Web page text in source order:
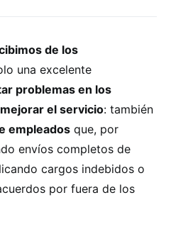
de los
una excelente
problemas en los
el servicio: también
empleados que, por
envíos completos de
cargos indebidos o
por fuera de los